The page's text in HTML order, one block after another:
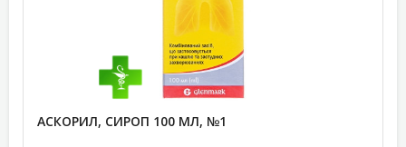
АСКОРИЛ, СИРОП 100 МЛ, №1